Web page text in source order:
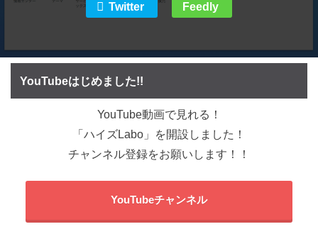
Twitter Feedly
YouTubeはじめました!!
YouTube動画で見れる！
「ハイズLabo」を開設しました！
チャンネル登録をお願いします！！
YouTubeチャンネル